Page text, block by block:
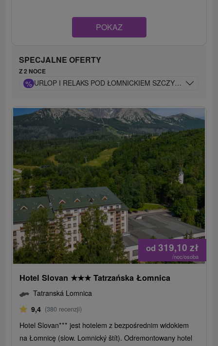
POKAZ
SPECJALNE OFERTY
Z 2 NOCE
% URLOP I RELAKS POD ŁOMNICKIEM SZCZYTEM:
od 319,10 zł
/noc/osoba
Hotel Slovan ★★★ Tatrzańska Łomnica
Tatranská Lomnica
9,4 (380 recenzji)
Hotel Slovan*** jest hotelem z bezpośrednim widokiem
na Łomnicę (slow. Lomnický štít). Odremontowany hotel